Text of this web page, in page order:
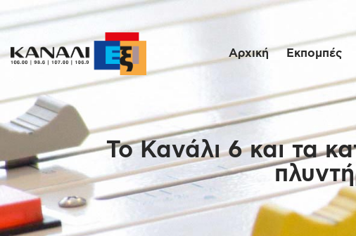
Αρχική Εκπομπές
Το Κανάλι 6 και τα